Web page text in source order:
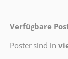
Verfügbare
Poster sind in